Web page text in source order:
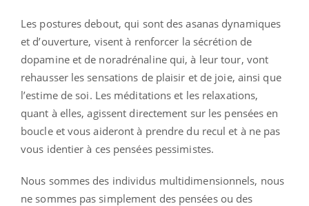
Les postures debout, qui sont des asanas dynamiques
et d’ouverture, visent à renforcer la sécrétion de
dopamine et de noradrénaline qui, à leur tour, vont
rehausser les sensations de plaisir et de joie, ainsi que
l’estime de soi. Les méditations et les relaxations,
quant à elles, agissent directement sur les pensées en
boucle et vous aideront à prendre du recul et à ne pas
vous identier à ces pensées pessimistes.
Nous sommes des individus multidimensionnels, nous
ne sommes pas simplement des pensées ou des